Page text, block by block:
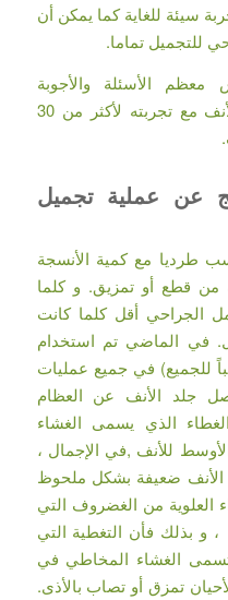
سيئة للغاية كما يمكن أن
للتجميل تماما.
معظم الأسئلة والأجوبة
الشائعة لمرضاه عن جماليات الأنف مع تجربته لأكثر من 30
عن عملية تجميل
طرديا مع كمية الأنسجة
من قطع أو تمزيق. و كلما
الجراحي أقل كلما كانت
في الماضي تم استخدام
للجميع) في جميع عمليات
جلد الأنف عن العظام
الذي يسمى الغشاء
للأنف ,في الإجمال ،
ضعيفة بشكل ملحوظ
العلوية من الغضروف التي
و بذلك فأن التغطية التي
الغشاء المخاطي في
تمزق أو تصاب بالأذى.